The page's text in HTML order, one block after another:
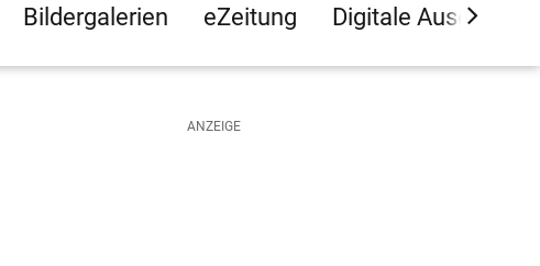
Bildergalerien eZeitung Digitale Ausgaben